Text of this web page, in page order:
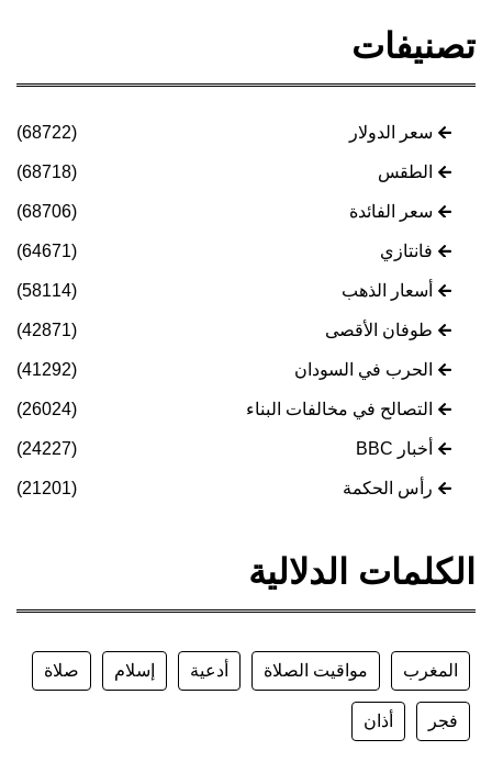
تصنيفات
سعر الدولار (68722)
الطقس (68718)
سعر الفائدة (68706)
فانتازي (64671)
أسعار الذهب (58114)
طوفان الأقصى (42871)
الحرب في السودان (41292)
التصالح في مخالفات البناء (26024)
أخبار BBC (24227)
رأس الحكمة (21201)
الكلمات الدلالية
المغرب مواقيت الصلاة أدعية إسلام صلاة
فجر أذان